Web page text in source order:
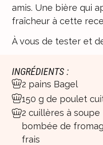
amis. Une bière qui
fraîcheur à cette
À vous de tester et
INGRÉDIENTS :
2 pains Bagel
150 g de poulet
2 cuillères à soupe
bombée de
frais